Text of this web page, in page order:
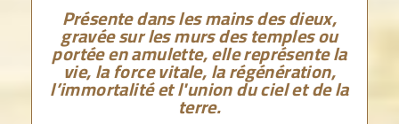
Présente dans les mains des dieux,
gravée sur les murs des temples ou
portée en amulette, elle représente la
vie, la force vitale, la régénération,
l’immortalité et l'union du ciel et de la
terre.